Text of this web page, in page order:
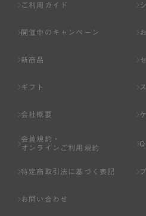
ご利用ガイド
開催中のキャンペーン
新商品
ギフト
会社概要
会員規約・
オンラインご利用規約
特定商取引法に基づく表記
お問い合わせ